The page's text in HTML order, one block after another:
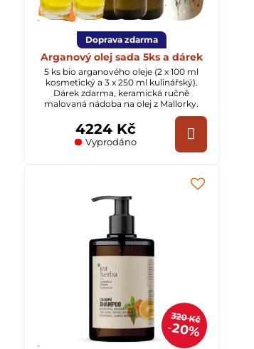
Doprava zdarma
Arganový olej sada 5ks a dárek
5 ks bio arganového oleje (2 x 100 ml
kosmetický a 3 x 250 ml kulinářský).
Dárek zdarma, keramická ručně
malovaná nádoba na olej z Mallorky.
Vyprodáno
4224 Kč
320 Kč
20%